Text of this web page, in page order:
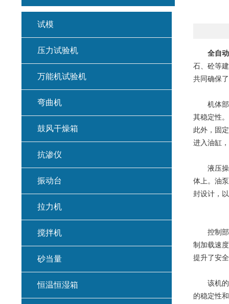
全自
石、砼等
共同确保
机体部分
其稳定性
此外，固
进入油缸
液压操作
体上。油
封设计，
控制部分
制加载速
提升了安
该机的结
的稳定性
试模
压力试验机
万能机试验机
弯曲机
鼓风干燥箱
抗渗仪
振动台
拉力机
搅拌机
砂当量
恒温恒湿箱